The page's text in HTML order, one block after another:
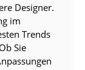
Designer.
im
Trends
Sie